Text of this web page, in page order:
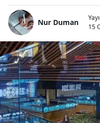
Nur Duman
15